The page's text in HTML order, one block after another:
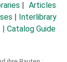
Articles
Interlibrary
Catalog Guide